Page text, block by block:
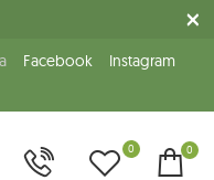
Facebook Instagram
0 0